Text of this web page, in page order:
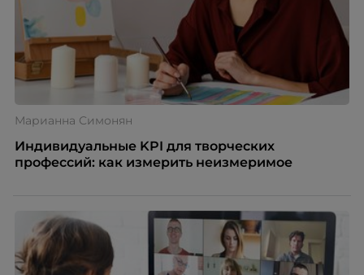
Марианна Симонян
Индивидуальные KPI для творческих
профессий: как измерить неизмеримое